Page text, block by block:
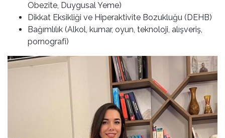
Obezite, Duygusal Yeme)
Dikkat Eksikliği ve Hiperaktivite Bozukluğu (DEHB)
Bağımlılık (Alkol, kumar, oyun, teknoloji, alışveriş,
pornografi)